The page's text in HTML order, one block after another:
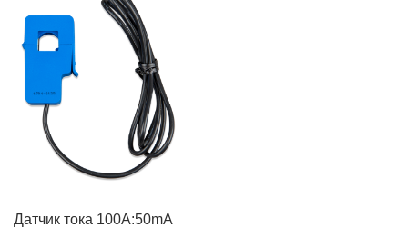
Датчик тока 100A:50mA